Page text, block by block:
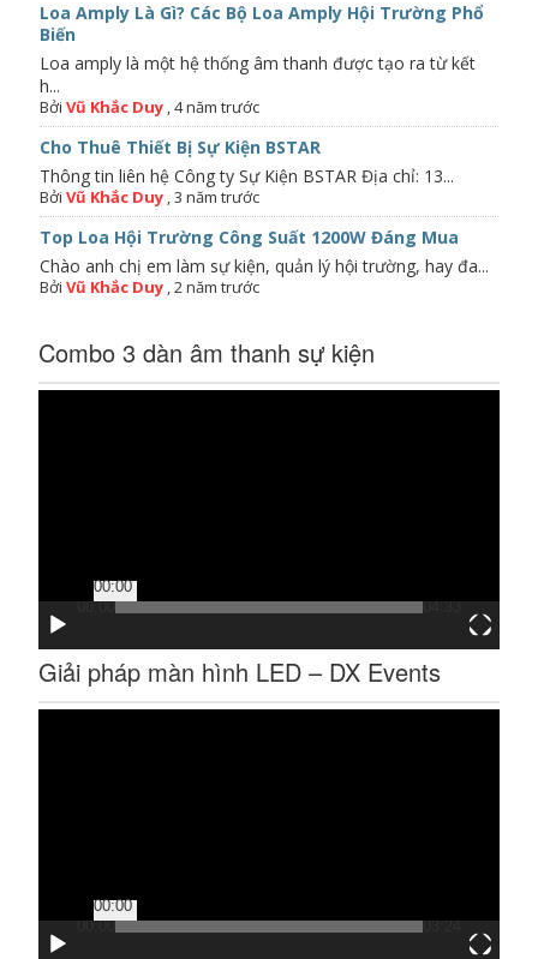
Loa Amply Là Gì? Các Bộ Loa Amply Hội Trường Phổ
Biến
Loa amply là một hệ thống âm thanh được tạo ra từ kết
h...
Bởi Vũ Khắc Duy ,4 năm trước
Cho Thuê Thiết Bị Sự Kiện BSTAR
Thông tin liên hệ Công ty Sự Kiện BSTAR Địa chỉ: 13...
Bởi Vũ Khắc Duy ,3 năm trước
Top Loa Hội Trường Công Suất 1200W Đáng Mua
Chào anh chị em làm sự kiện, quản lý hội trường, hay đa...
Bởi Vũ Khắc Duy ,2 năm trước
Combo 3 dàn âm thanh sự kiện
00:00
00:00
04:33
Giải pháp màn hình LED – DX Events
00:00
00:00
03:24